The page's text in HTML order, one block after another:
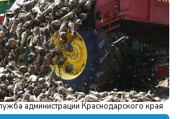
администрации Краснодарского края